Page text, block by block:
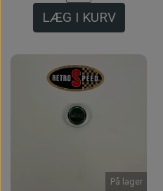
LÆG I KURV
På lager